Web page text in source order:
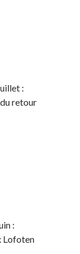
:
retour
:
Lofoten